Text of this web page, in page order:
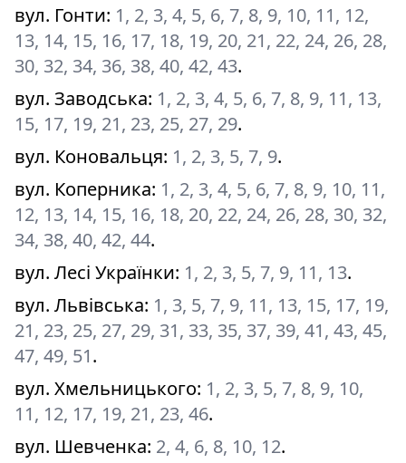
вул. Гонти: 1, 2, 3, 4, 5, 6, 7, 8, 9, 10, 11, 12,
13, 14, 15, 16, 17, 18, 19, 20, 21, 22, 24, 26, 28,
30, 32, 34, 36, 38, 40, 42, 43.
вул. Заводська: 1, 2, 3, 4, 5, 6, 7, 8, 9, 11, 13,
15, 17, 19, 21, 23, 25, 27, 29.
вул. Коновальця: 1, 2, 3, 5, 7, 9.
вул. Коперника: 1, 2, 3, 4, 5, 6, 7, 8, 9, 10, 11,
12, 13, 14, 15, 16, 18, 20, 22, 24, 26, 28, 30, 32,
34, 38, 40, 42, 44.
вул. Лесі Українки: 1, 2, 3, 5, 7, 9, 11, 13.
вул. Львівська: 1, 3, 5, 7, 9, 11, 13, 15, 17, 19,
21, 23, 25, 27, 29, 31, 33, 35, 37, 39, 41, 43, 45,
47, 49, 51.
вул. Хмельницького: 1, 2, 3, 5, 7, 8, 9, 10,
11, 12, 17, 19, 21, 23, 46.
вул. Шевченка: 2, 4, 6, 8, 10, 12.